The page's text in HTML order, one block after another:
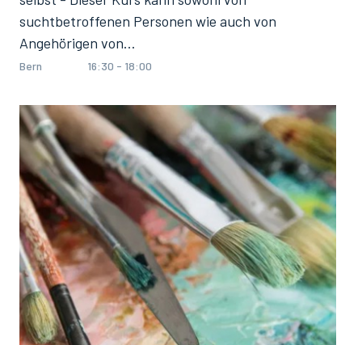
suchtbetroffenen Personen wie auch von
Angehörigen von…
Bern 16:30 - 18:00